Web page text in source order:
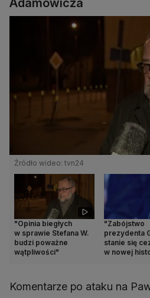
Adamowicza
Źródło wideo: tvn24
"Opinia biegłych
w sprawie Stefana W.
budzi poważne
wątpliwości"
"Zabójstwo
prezydenta
stanie się
w nowej
Komentarze po ataku na